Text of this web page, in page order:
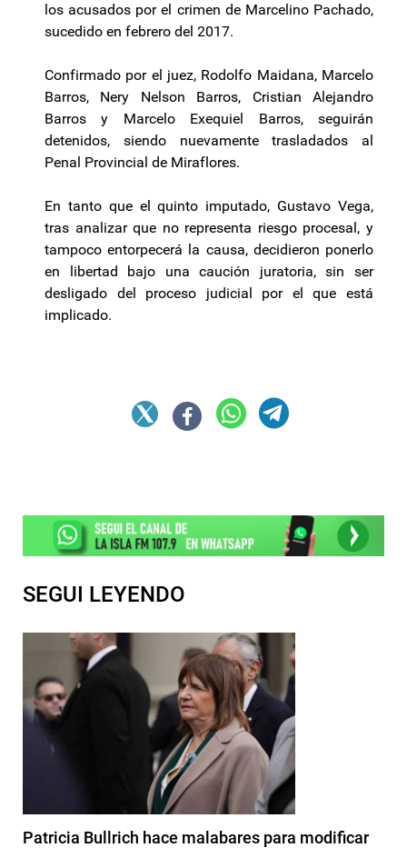
los acusados por el crimen de Marcelino Pachado,
sucedido en febrero del 2017.
Confirmado por el juez, Rodolfo Maidana, Marcelo
Barros, Nery Nelson Barros, Cristian Alejandro
Barros y Marcelo Exequiel Barros, seguirán
detenidos, siendo nuevamente trasladados al
Penal Provincial de Miraflores.
En tanto que el quinto imputado, Gustavo Vega,
tras analizar que no representa riesgo procesal, y
tampoco entorpecerá la causa, decidieron ponerlo
en libertad bajo una caución juratoria, sin ser
desligado del proceso judicial por el que está
implicado.
SEGUI LEYENDO
Patricia Bullrich hace malabares para modificar